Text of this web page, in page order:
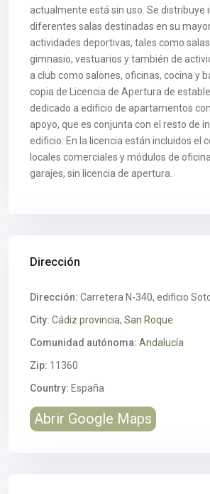
actualmente está sin uso. Se distribuye
diferentes salas destinadas en su
actividades deportivas, tales como
gimnasio, vestuarios y también de
a club como salones, oficinas, cocina y
copia de Licencia de Apertura de
dedicado a edificio de apartamentos
apoyo, que es conjunta con el resto de
edificio. En la licencia están incluidos el
locales comerciales y módulos de
garajes, sin licencia de apertura.
Dirección
Dirección: Carretera N-340, edificio
City: Cádiz provincia, San Roque
Comunidad autónoma: Andalucía
Zip: 11360
Country: España
Abrir Google Maps